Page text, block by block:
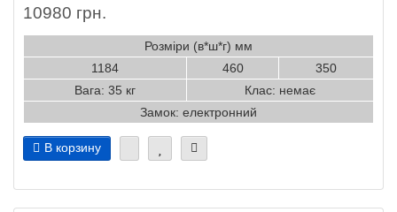
10980 грн.
Розміри (в*ш*г) мм
1184
460
350
Вага: 35 кг
Клас: немає
Замок: електронний
В корзину